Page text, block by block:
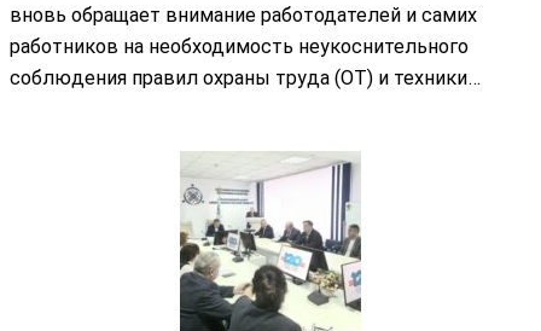
вновь обращает внимание работодателей и самих
работников на необходимость неукоснительного
соблюдения правил охраны труда (ОТ) и техники…